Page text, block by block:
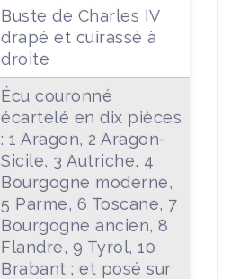
Buste de Charles IV
drapé et cuirassé à
droite
Écu couronné
écartelé en dix pièces
: 1 Aragon, 2 Aragon-
Sicile, 3 Autriche, 4
Bourgogne moderne,
5 Parme, 6 Toscane, 7
Bourgogne ancien, 8
Flandre, 9 Tyrol, 10
Brabant ; et posé sur